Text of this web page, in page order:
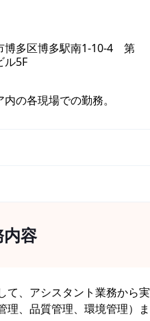
博多区博多駅南1-10-4 第
ル5F
内の各現場での勤務。
容
て、アシスタント業務から
理、品質管理、環境管理）